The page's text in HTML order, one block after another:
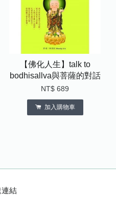
【佛化人生】talk to
bodhisallva與菩薩的對話
NT$ 689
加入購物車
結